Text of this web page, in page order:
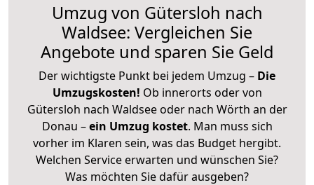
Umzug von Gütersloh nach
Waldsee: Vergleichen Sie
Angebote und sparen Sie Geld
Der wichtigste Punkt bei jedem Umzug – Die
Umzugskosten! Ob innerorts oder von
Gütersloh nach Waldsee oder nach Wörth an der
Donau –ein Umzug kostet. Man muss sich
vorher im Klaren sein, was das Budget hergibt.
Welchen Service erwarten und wünschen Sie?
Was möchten Sie dafür ausgeben?